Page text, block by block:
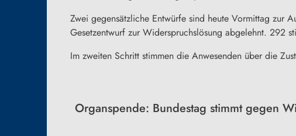
Zwei gegensätzliche Entwürfe sind heute Vormittag zur
Gesetzentwurf zur Widerspruchslösung abgelehnt. 292
Im zweiten Schritt stimmen die Anwesenden über die
Organspende: Bundestag stimmt gegen